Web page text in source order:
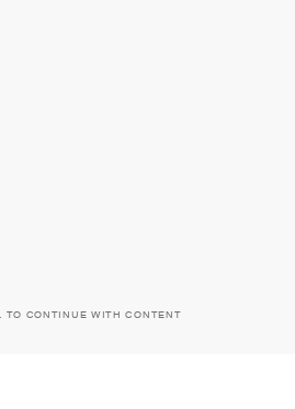
TO CONTINUE WITH CONTENT